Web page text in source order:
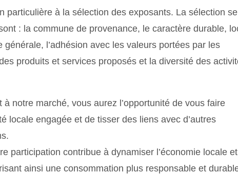
particulière à la sélection des exposants. La sélection se
: la commune de provenance, le caractère durable,
l’adhésion avec les valeurs portées par les
produits et services proposés et la diversité des
à notre marché, vous aurez l’opportunité de vous faire
locale engagée et de tisser des liens avec d’autres
participation contribue à dynamiser l’économie locale
ainsi une consommation plus responsable et